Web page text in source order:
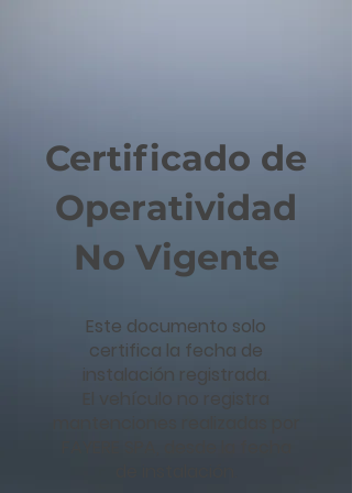
Certificado de
Operatividad
No Vigente
Este documento solo
certifica la fecha de
instalación registrada.
El vehículo no registra